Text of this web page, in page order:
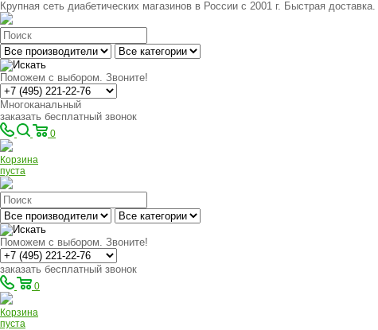
Крупная сеть диабетических магазинов в России с 2001 г. Быстрая доставка.
Поможем с выбором. Звоните!
Многоканальный
заказать бесплатный звонок
0
Корзина
пуста
Поможем с выбором. Звоните!
заказать бесплатный звонок
0
Корзина
пуста